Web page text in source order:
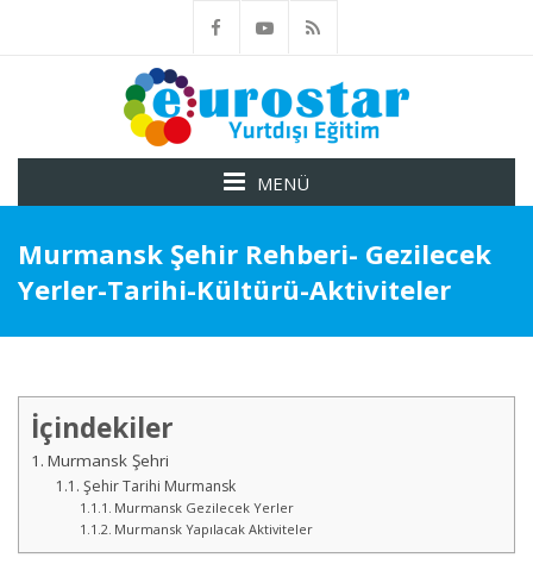
MENÜ
Murmansk Şehir Rehberi- Gezilecek
Yerler-Tarihi-Kültürü-Aktiviteler
İçindekiler
Murmansk Şehri
Şehir Tarihi Murmansk
Murmansk Gezilecek Yerler
Murmansk Yapılacak Aktiviteler